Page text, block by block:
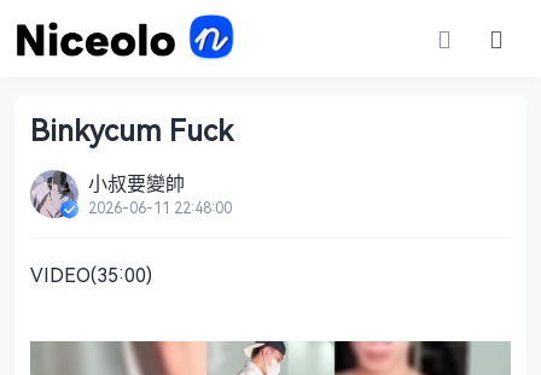
Binkycum Fuck
小叔要變帥
2026-06-11 22:48:00
VIDEO(35:00)